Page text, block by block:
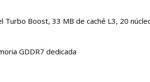
Boost, 33 MB de caché L3, 20
GDDR7 dedicada